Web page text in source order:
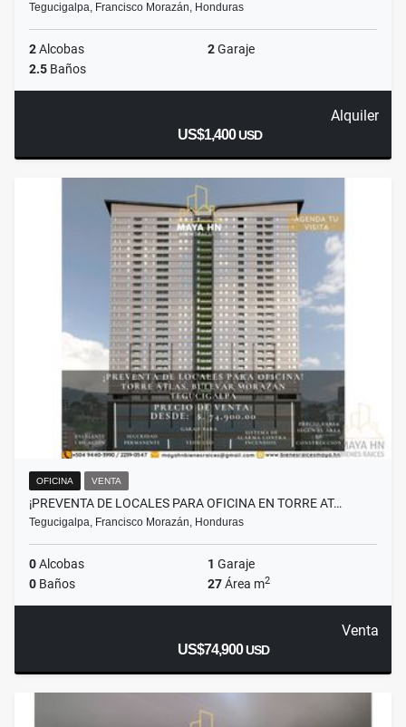
Tegucigalpa, Francisco Morazán, Honduras
2Alcobas 2Garaje
2.5 Baños
Alquiler
US$1,400USD
OFICINA VENTA
¡PREVENTA DE LOCALES PARA OFICINA EN TORRE AT…
Tegucigalpa, Francisco Morazán, Honduras
0Alcobas 1 Garaje
0 Baños 27Área m2
Venta
US$74,900USD